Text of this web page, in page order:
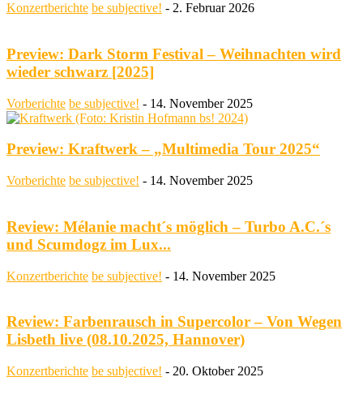
Konzertberichte be subjective! - 2. Februar 2026
Preview: Dark Storm Festival – Weihnachten wird
wieder schwarz [2025]
Vorberichte be subjective! - 14. November 2025
Preview: Kraftwerk – „Multimedia Tour 2025“
Vorberichte be subjective! - 14. November 2025
Review: Mélanie macht´s möglich – Turbo A.C.´s
und Scumdogz im Lux...
Konzertberichte be subjective! - 14. November 2025
Review: Farbenrausch in Supercolor – Von Wegen
Lisbeth live (08.10.2025, Hannover)
Konzertberichte be subjective! - 20. Oktober 2025